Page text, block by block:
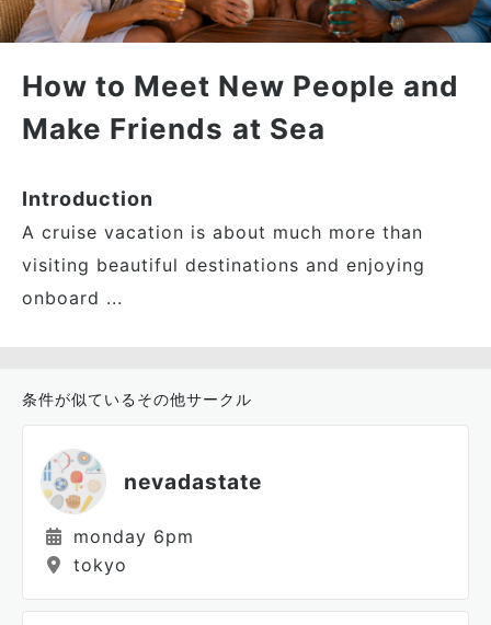
How to Meet New People and
Make Friends at Sea
Introduction
A cruise vacation is about much more than
visiting beautiful destinations and enjoying
onboard ...
条件が似ているその他サークル
nevadastate
monday 6pm
tokyo